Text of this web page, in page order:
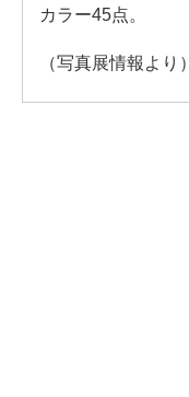
カラー45点。
（写真展情報より）